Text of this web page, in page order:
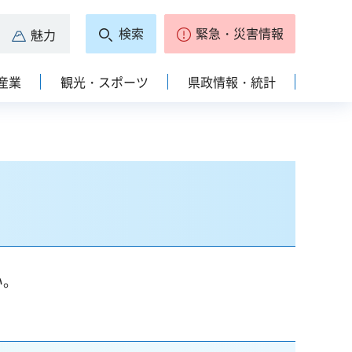
魅力 検索 緊急・災害情報
業 観光・スポーツ 県政情報・統計